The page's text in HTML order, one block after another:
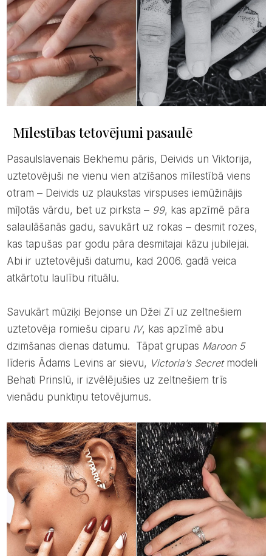
Mīlestības tetovējumi pasaulē
Pasaulslavenais Bekhemu pāris, Deivids un Viktorija,
uztetovējuši ne vienu vien atzīšanos mīlestībā viens
otram – Deivids uz plaukstas virspuses iemūžinājis
mīļotās vārdu, bet uz pirksta – 99, kas apzīmē pāra
salaulāšanās gadu, savukārt uz rokas – desmit rozes,
kas tapušas par godu pāra desmitajai kāzu jubilejai.
Abi ir uztetovējuši datumu, kad 2006. gadā veica
atkārtotu laulību rituālu.
Savukārt mūziķi Bejonse un Džei Zī uz zeltnešiem
uztetovēja romiešu ciparu IV, kas apzīmē abu
dzimšanas dienas datumu. Tāpat grupas Maroon 5
līderis Ādams Levins ar sievu, Victoria’s Secretmodeli
Behati Prinslū, ir izvēlējušies uz zeltnešiem trīs
vienādu punktiņu tetovējumus.